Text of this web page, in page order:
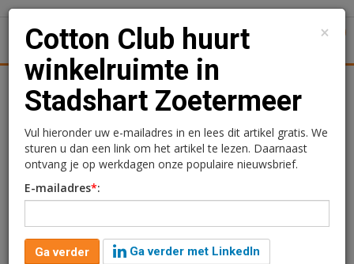
Retail
Cotton Club huurt
winkelruimte in Stadshart
Zoetermeer
×
Cotton Club huurt
winkelruimte in
Stadshart Zoetermeer
Vul hieronder uw e-mailadres in en lees dit artikel gratis. We
sturen u dan een link om het artikel te lezen. Daarnaast
ontvang je op werkdagen onze populaire nieuwsbrief.
E-mailadres*:
Ga verder
Ga verder met LinkedIn